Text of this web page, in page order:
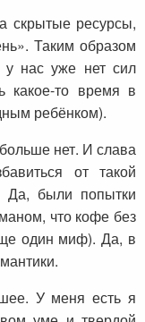
скрытые ресурсы,
Таким образом
нас уже нет сил
какое-то время в
ребёнком).
нет. И слава
от такой
Да, были попытки
что кофе без
один миф). Да, в
У меня есть я